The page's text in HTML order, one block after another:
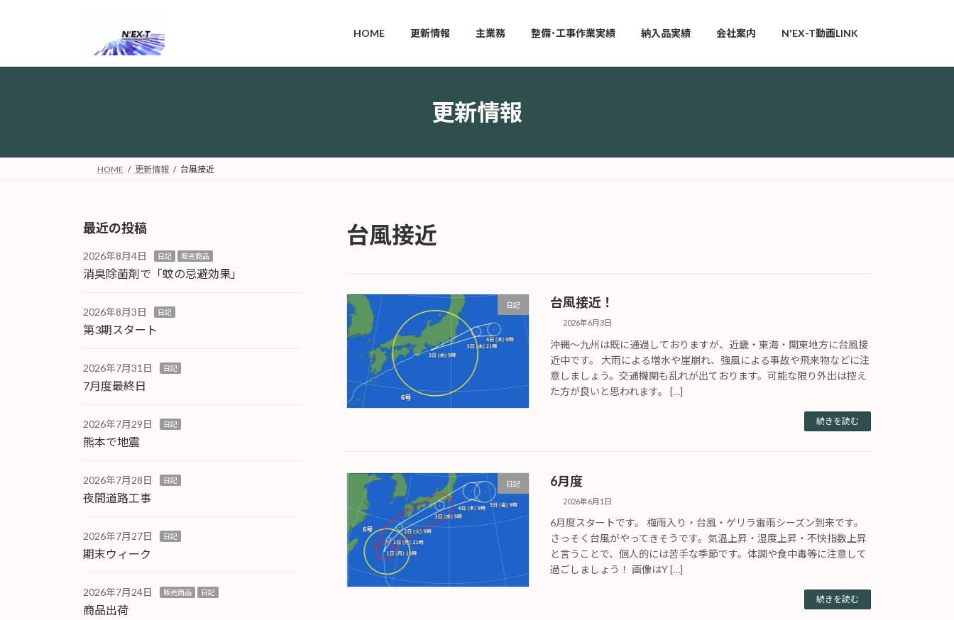
プ
動
HOME 更新情報 主業務 整備･工事作業実績 納入品実績 会社案内 N'EX-T動画LINK
更新情報
HOME 更新情報 台風接近
台風接近
日記 台風接近！
2026年6月3日
沖縄〜九州は既に通過しておりますが、近畿・東海・関東地方に台風接
近中です。 大雨による増水や崖崩れ、強風による事故や飛来物などに注
意しましょう。交通機関も乱れが出ております。可能な限り外出は控え
た方が良いと思われます。 […]
続きを読む
日記 6月度
2026年6月1日
6月度スタートです。 梅雨入り・台風・ゲリラ雷雨シーズン到来です。
さっそく台風がやってきそうです。気温上昇・湿度上昇・不快指数上昇
と言うことで、個人的には苦手な季節です。体調や食中毒等に注意して
過ごしましょう！ 画像はY […]
続きを読む
最近の投稿
2026年8月4日 日記 販売商品
消臭除菌剤で「蚊の忌避効果」
2026年8月3日 日記
第3期スタート
2026年7月31日 日記
7月度最終日
2026年7月29日 日記
熊本で地震
2026年7月28日 日記
夜間道路工事
2026年7月27日 日記
期末ウィーク
2026年7月24日 販売商品 日記
商品出荷